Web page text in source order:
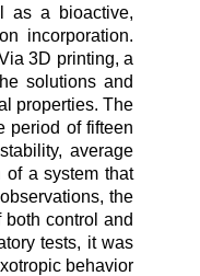
as a bioactive,
incorporation.
3D printing, a
solutions and
properties. The
period of fifteen
average
of a system that
the
control and
tests, it was
behavior